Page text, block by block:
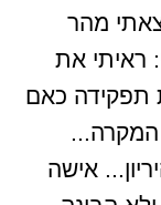
מהר
ראיתי את
תפקידה כאם
המקרה...
אישה